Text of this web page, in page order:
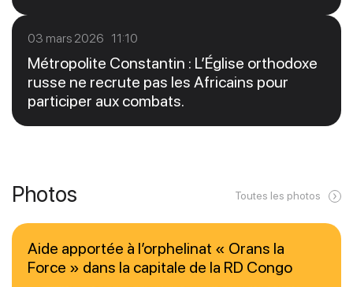
03 mars 2026 11:10
Métropolite Constantin : L’Église orthodoxe
russe ne recrute pas les Africains pour
participer aux combats.
Photos Toutes les photos
Aide apportée à l’orphelinat « Orans la
Force » dans la capitale de la RD Congo